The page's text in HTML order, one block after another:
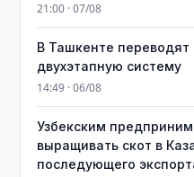
21:00 · 07/08
В Ташкенте переводят
двухэтапную систему
14:49 · 06/08
Узбекским
выращивать скот в
последующего